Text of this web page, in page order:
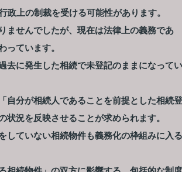
上の制裁を受ける可能性があります。
ませんでしたが、現在は法律上の義務であ
っています。
去に発生した相続で未登記のままになってい
自分が相続人であることを前提とした相続登
況を反映させることが求められます。
していない相続物件も義務化の枠組みに入る